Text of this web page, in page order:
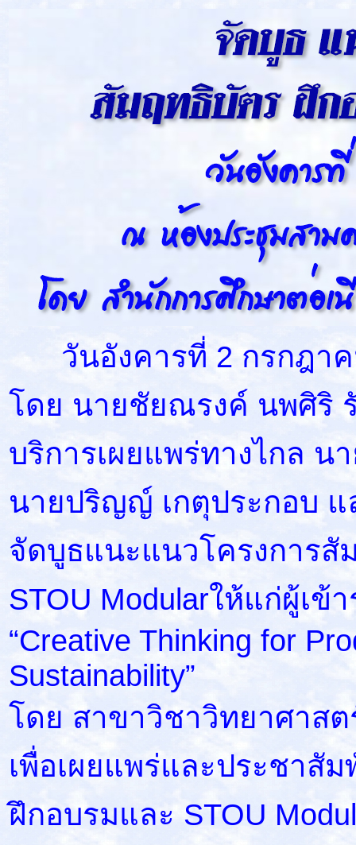
วันอังคารที่ 2 กรกฎาค
โดย นายชัยณรงค์ นพศิริ
บริการเผยแพร่ทางไกล
นายปริญญ์ เกตุประกอบ แ
จัดบูธแนะแนวโครงการ
STOU Modularให้แก่ผู้เ
“Creative Thinking for
Sustainability”
โดย สาขาวิชาวิทยาศาส
เพื่อเผยแพร่และประชาสั
ฝึกอบรมและ STOU